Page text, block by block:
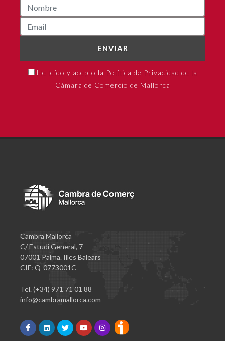
ENVIAR
He leído y acepto la Política de Privacidad de la
Cámara de Comercio de Mallorca
Cambra Mallorca
C/ Estudi General, 7
07001 Palma. Illes Balears
CIF: Q-0773001C
Tel. (+34) 971 71 01 88
info@cambramallorca.com